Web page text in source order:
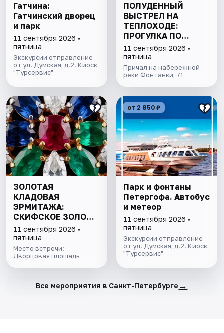
Гатчина:
Гатчинский дворец
и парк
11 сентября 2026 •
пятница
Экскурсии отправление
от ул. Думская, д.2. Киоск
"Турсервис"
ПОЛУДЕННЫЙ
ВЫСТРЕЛ НА
ТЕПЛОХОДЕ:
ПРОГУЛКА ПО
КАНАЛАМ
ПЕТЕРБУРГА С
ДЕТЬМИ
11 сентября 2026 •
пятница
Причал на набережной
реки Фонтанки, 71
ЗОЛОТАЯ
КЛАДОВАЯ
ЭРМИТАЖА:
СКИФСКОЕ ЗОЛОТО
И СОКРОВИЩА
ИМПЕРАТОРСКОЙ
КОЛЛЕКЦИИ
11 сентября 2026 •
пятница
Место встречи:
Дворцовая площадь
от 2 850 ₽
Парк и фонтаны
Петергофа. Автобус
и метеор
11 сентября 2026 •
пятница
Экскурсии отправление
от ул. Думская, д.2. Киоск
"Турсервис"
Все мероприятия в Санкт-Петербурге →